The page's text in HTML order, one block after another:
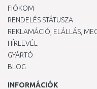
FIÓKOM
RENDELÉS STÁTUSZA
REKLAMÁCIÓ, ELÁLLÁS,
HÍRLEVÉL
GYÁRTÓ
BLOG
INFORMÁCIÓK